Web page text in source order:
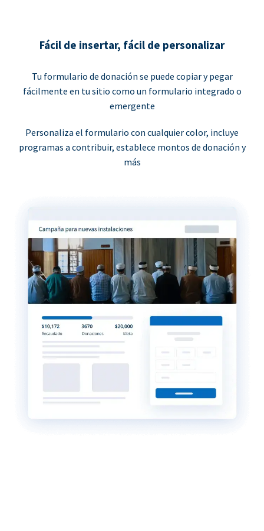
Fácil de insertar, fácil de personalizar
Tu formulario de donación se puede copiar y pegar
fácilmente en tu sitio como un formulario integrado o
emergente
Personaliza el formulario con cualquier color, incluye
programas a contribuir, establece montos de donación y
más